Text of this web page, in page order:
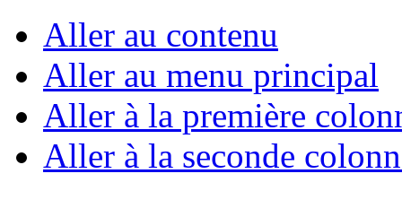
Aller au contenu
Aller au menu principal
Aller à la première
Aller à la seconde